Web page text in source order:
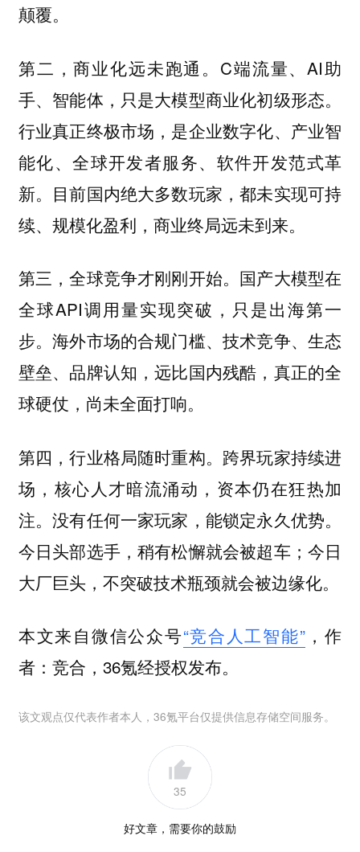
颠覆。
第二，商业化远未跑通。 C端流量、AI助
手、智能体，只是大模型商业化初级形态。
行业真正终极市场，是企业数字化、产业智
能化、全球开发者服务、软件开发范式革
新。目前国内绝大多数玩家，都未实现可持
续、规模化盈利，商业终局远未到来。
第三，全球竞争才刚刚开始。 国产大模型在
全球API调用量实现突破，只是出海第一
步。海外市场的合规门槛、技术竞争、生态
壁垒、品牌认知，远比国内残酷，真正的全
球硬仗，尚未全面打响。
第四，行业格局随时重构。 跨界玩家持续进
场，核心人才暗流涌动，资本仍在狂热加
注。没有任何一家玩家，能锁定永久优势。
今日头部选手，稍有松懈就会被超车；今日
大厂巨头，不突破技术瓶颈就会被边缘化。
本文来自微信公众号“竞合人工智能”，作
者：竞合，36氪经授权发布。
该文观点仅代表作者本人，36氪平台仅提供信息存储空间服务。
35
好文章，需要你的鼓励